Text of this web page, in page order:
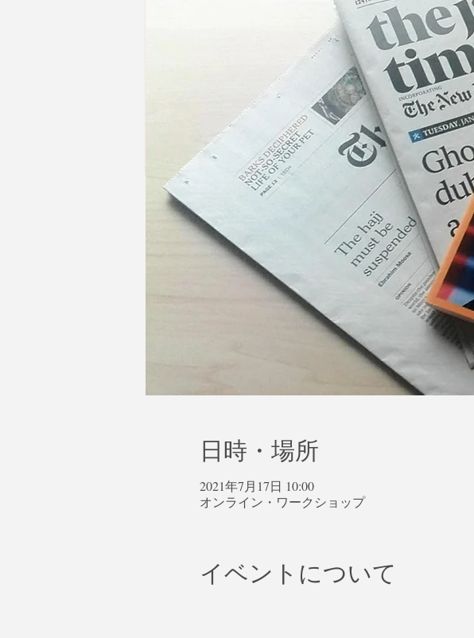
日時・場所
2021年7月17日 10:00
オンライン・ワークショップ
イベントについて